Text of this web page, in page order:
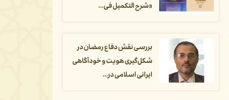
«شرح التکمیل فی...
بررسی نقش دفاع رمضان در
شکل‌گیری هویت و خودآگاهی
ایرانی اسلامی در...